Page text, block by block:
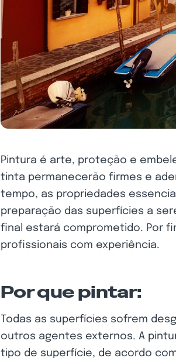
Pintura é arte, proteção e
tinta permanecerão firmes e
tempo, as propriedades
preparação das superfícies a
final estará comprometido. Por
profissionais com experiência.
Por que pintar:
Todas as superfícies sofrem
outros agentes externos. A
tipo de superfície, de acordo